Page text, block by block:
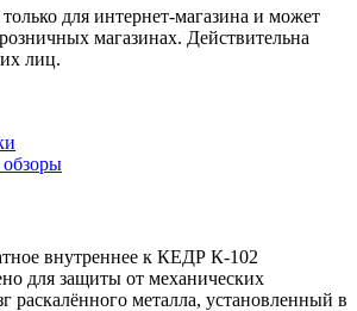
для интернет-магазина и может
магазинах. Действительна
лиц.
внутреннее к КЕДР К-102
для защиты от механических
раскалённого металла, установленный в